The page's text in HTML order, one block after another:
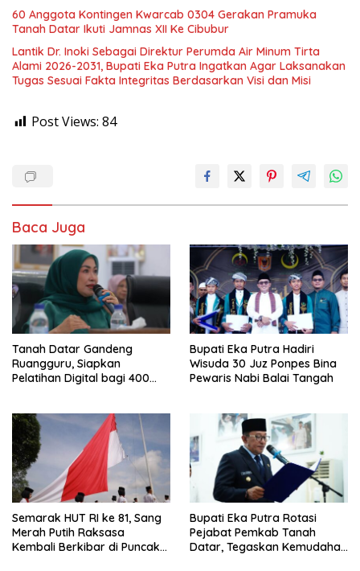
60 Anggota Kontingen Kwarcab 0304 Gerakan Pramuka
Tanah Datar Ikuti Jamnas XII Ke Cibubur
Lantik Dr. Inoki Sebagai Direktur Perumda Air Minum Tirta
Alami 2026-2031, Bupati Eka Putra Ingatkan Agar Laksanakan
Tugas Sesuai Fakta Integritas Berdasarkan Visi dan Misi
Post Views: 84
Baca Juga
Tanah Datar Gandeng
Ruangguru, Siapkan
Pelatihan Digital bagi 400
Bupati Eka Putra Hadiri
Wisuda 30 Juz Ponpes Bina
Pewaris Nabi Balai Tangah
Semarak HUT RI ke 81, Sang
Merah Putih Raksasa
Kembali Berkibar di Puncak
Bupati Eka Putra Rotasi
Pejabat Pemkab Tanah
Datar, Tegaskan Kemudahan